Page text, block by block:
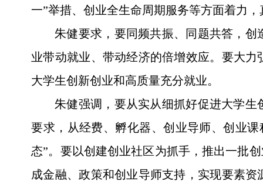
一”举措、创业全生命周期服务等方面着力
朱健要求，要同频共振、同题共答，
业带动就业、带动经济的倍增效应。要大
大学生创新创业和高质量充分就业。
朱健强调，要从实从细抓好促进大学
要求，从经费、孵化器、创业导师、创业
态”。要以创建创业社区为抓手，推出一批
成金融、政策和创业导师支持，实现要素